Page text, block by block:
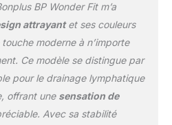
d’échauffement qu’en
phase de récupération
entre les séances
également à activer la
microcirculation et à
accélérer les processus
de récupération
BP Wonder Fit m’a
attrayantet ses couleurs
moderne à n’importe
Ce modèle se distingue par
pour le drainage lymphatique
offrant une sensation de
Avec sa stabilité